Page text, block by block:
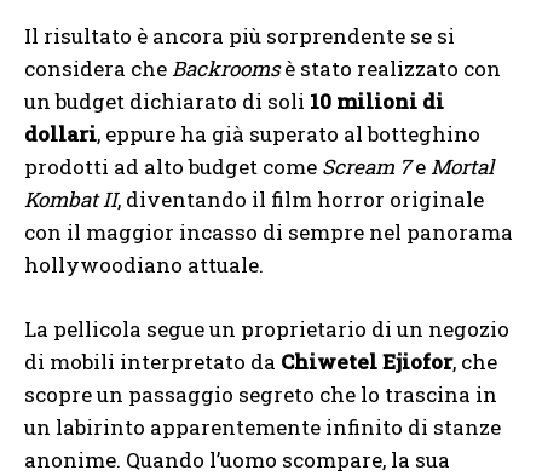
Il risultato è ancora più sorprendente se si
considera cheBackroomsè stato realizzato con
un budget dichiarato di soli 10 milioni di
dollari, eppure ha già superato al botteghino
prodotti ad alto budget come Scream 7eMortal
Kombat II, diventando il film horror originale
con il maggior incasso di sempre nel panorama
hollywoodiano attuale.
La pellicola segue un proprietario di un negozio
di mobili interpretato da Chiwetel Ejiofor, che
scopre un passaggio segreto che lo trascina in
un labirinto apparentemente infinito di stanze
anonime. Quando l’uomo scompare, la sua